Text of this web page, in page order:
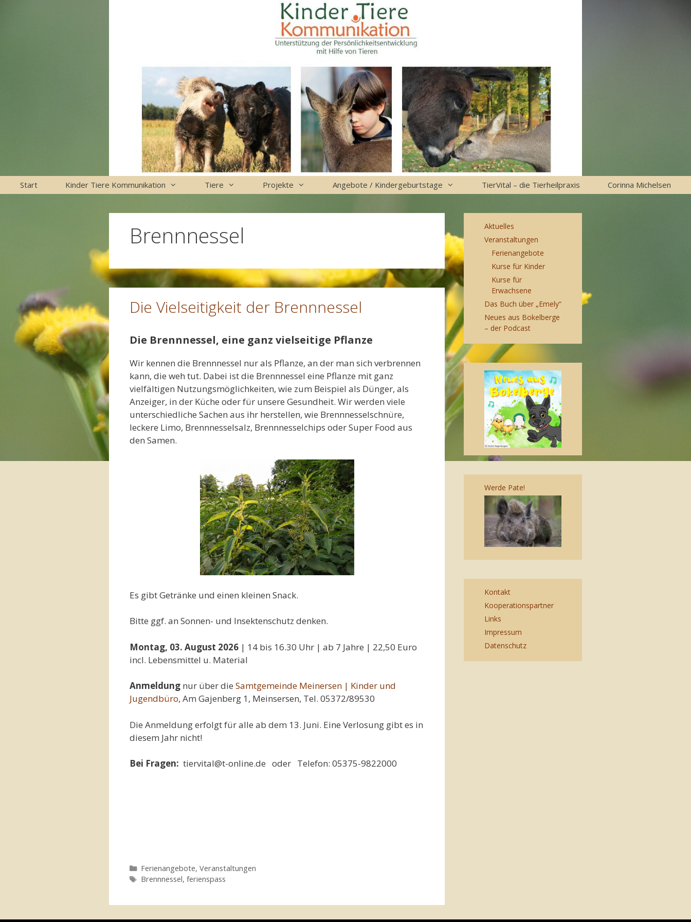
Start Kinder Tiere Kommunikation Tiere Projekte Angebote / Kindergeburtstage TierVital – die Tierheilpraxis Corinna Michelsen
Brennnessel
Die Vielseitigkeit der Brennnessel
Die Brennnessel, eine ganz vielseitige Pflanze
Wir kennen die Brennnessel nur als Pflanze, an der man sich verbrennen
kann, die weh tut. Dabei ist die Brennnessel eine Pflanze mit ganz
vielfältigen Nutzungsmöglichkeiten, wie zum Beispiel als Dünger, als
Anzeiger, in der Küche oder für unsere Gesundheit. Wir werden viele
unterschiedliche Sachen aus ihr herstellen, wie Brennnesselschnüre,
leckere Limo, Brennnesselsalz, Brennnesselchips oder Super Food aus
den Samen.
Es gibt Getränke und einen kleinen Snack.
Bitte ggf. an Sonnen- und Insektenschutz denken.
Montag, 03. August 2026 | 14 bis 16.30 Uhr | ab 7 Jahre | 22,50 Euro
incl. Lebensmittel u. Material
Anmeldung nur über die Samtgemeinde Meinersen | Kinder und
Jugendbüro, Am Gajenberg 1, Meinsersen, Tel. 05372/89530
Die Anmeldung erfolgt für alle ab dem 13. Juni. Eine Verlosung gibt es in
diesem Jahr nicht!
Bei Fragen: tiervital@t-online.de oder Telefon: 05375-9822000
Kategorien
Ferienangebote, Veranstaltungen
Schlagwörter
Brennnessel, ferienspass
Aktuelles
Veranstaltungen
Ferienangebote
Kurse für Kinder
Kurse für
Erwachsene
Das Buch über „Emely“
Neues aus Bokelberge
– der Podcast
Werde Pate!
Kontakt
Kooperationspartner
Links
Impressum
Datenschutz